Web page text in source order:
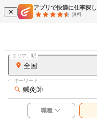
アプリで快適に仕事探し
無料
全国
エリア、駅
鍼灸師
キーワード
職種